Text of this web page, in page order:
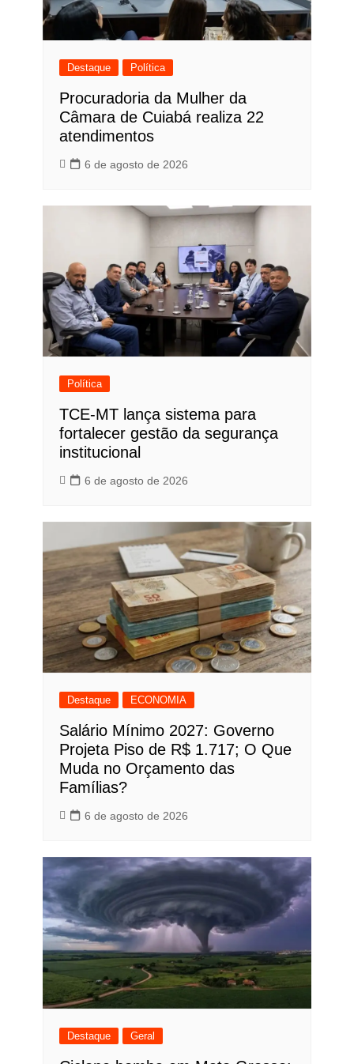
Destaque Política
Procuradoria da Mulher da
Câmara de Cuiabá realiza 22
atendimentos
6 de agosto de 2026
Política
TCE-MT lança sistema para
fortalecer gestão da segurança
institucional
6 de agosto de 2026
Destaque ECONOMIA
Salário Mínimo 2027: Governo
Projeta Piso de R$ 1.717; O Que
Muda no Orçamento das
Famílias?
6 de agosto de 2026
Destaque Geral